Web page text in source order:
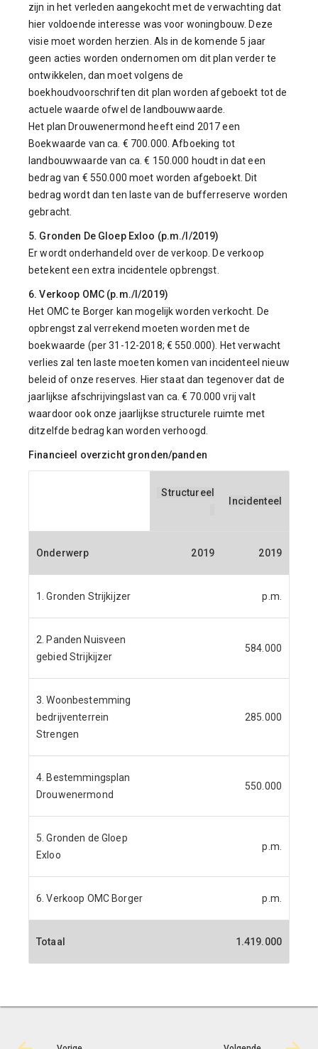
zijn in het verleden aangekocht met de verwachting dat
hier voldoende interesse was voor woningbouw. Deze
visie moet worden herzien. Als in de komende 5 jaar
geen acties worden ondernomen om dit plan verder te
ontwikkelen, dan moet volgens de
boekhoudvoorschriften dit plan worden afgeboekt tot de
actuele waarde ofwel de landbouwwaarde.
Het plan Drouwenermond heeft eind 2017 een
Boekwaarde van ca. € 700.000. Afboeking tot
landbouwwaarde van ca. € 150.000 houdt in dat een
bedrag van € 550.000 moet worden afgeboekt. Dit
bedrag wordt dan ten laste van de bufferreserve worden
gebracht.
5. Gronden De Gloep Exloo (p.m./I/2019)
Er wordt onderhandeld over de verkoop. De verkoop
betekent een extra incidentele opbrengst.
6. Verkoop OMC (p.m./I/2019)
Het OMC te Borger kan mogelijk worden verkocht. De
opbrengst zal verrekend moeten worden met de
boekwaarde (per 31-12-2018; € 550.000). Het verwacht
verlies zal ten laste moeten komen van incidenteel nieuw
beleid of onze reserves. Hier staat dan tegenover dat de
jaarlijkse afschrijvingslast van ca. € 70.000 vrij valt
waardoor ook onze jaarlijkse structurele ruimte met
ditzelfde bedrag kan worden verhoogd.
Financieel overzicht gronden/panden
Structureel
Incidenteel
Onderwerp 2019 2019
1. Gronden Strijkijzer p.m.
2. Panden Nuisveen
gebied Strijkijzer
584.000
3. Woonbestemming
bedrijventerrein
Strengen
285.000
4. Bestemmingsplan
Drouwenermond
550.000
5. Gronden de Gloep
Exloo
p.m.
6. Verkoop OMC Borger p.m.
Totaal 1.419.000